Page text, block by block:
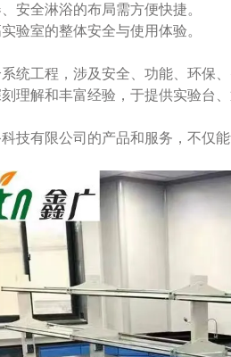
安全淋浴的布局需方便快捷。
验室的整体安全与使用体验。
统工程，涉及安全、功能、环保
理解和丰富经验，于提供实验台
技有限公司的产品和服务，不仅